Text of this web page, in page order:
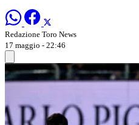
Redazione Toro News
17 maggio - 22:46